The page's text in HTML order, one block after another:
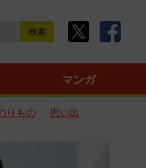
マンガ
りもの
思い出